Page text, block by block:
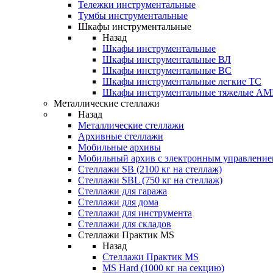
Тележки инструментальные
Тумбы инструментальные
Шкафы инструментальные
Назад
Шкафы инструментальные
Шкафы инструментальные ВЛ
Шкафы инструментальные ВС
Шкафы инструментальные легкие ТС
Шкафы инструментальные тяжелые
Металлические стеллажи
Назад
Металлические стеллажи
Архивные стеллажи
Мобильные архивы
Мобильный архив с электронным
Стеллажи SB (2100 кг на стеллаж)
Стеллажи SBL (750 кг на стеллаж)
Стеллажи для гаража
Стеллажи для дома
Стеллажи для инструмента
Стеллажи для складов
Стеллажи Практик MS
Назад
Стеллажи Практик MS
MS Hard (1000 кг на секцию)